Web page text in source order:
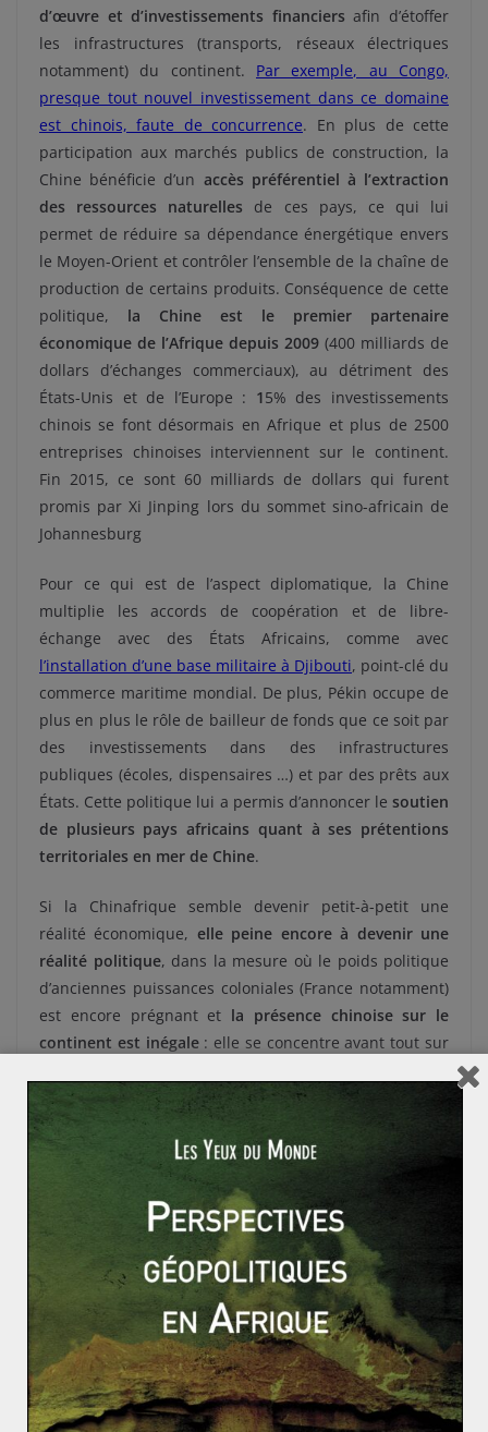
d’œuvre et d’investissements financiers afin d’étoffer
les infrastructures (transports, réseaux électriques
notamment) du continent. Par exemple, au Congo,
presque tout nouvel investissement dans ce domaine
est chinois, faute de concurrence. En plus de cette
participation aux marchés publics de construction, la
Chine bénéficie d’un accès préférentiel à l’extraction
des ressources naturelles de ces pays, ce qui lui
permet de réduire sa dépendance énergétique envers
le Moyen-Orient et contrôler l’ensemble de la chaîne de
production de certains produits. Conséquence de cette
politique, la Chine est le premier partenaire
économique de l’Afrique depuis 2009 (400 milliards de
dollars d’échanges commerciaux), au détriment des
États-Unis et de l’Europe : 15% des investissements
chinois se font désormais en Afrique et plus de 2500
entreprises chinoises interviennent sur le continent.
Fin 2015, ce sont 60 milliards de dollars qui furent
promis par Xi Jinping lors du sommet sino-africain de
Johannesburg
Pour ce qui est de l’aspect diplomatique, la Chine
multiplie les accords de coopération et de libre-
échange avec des États Africains, comme avec
l’installation d’une base militaire à Djibouti, point-clé du
commerce maritime mondial. De plus, Pékin occupe de
plus en plus le rôle de bailleur de fonds que ce soit par
des investissements dans des infrastructures
publiques (écoles, dispensaires …) et par des prêts aux
États. Cette politique lui a permis d’annoncer le soutien
de plusieurs pays africains quant à ses prétentions
territoriales en mer de Chine.
Si la Chinafrique semble devenir petit-à-petit une
réalité économique, elle peine encore à devenir une
réalité politique, dans la mesure où le poids politique
d’anciennes puissances coloniales (France notamment)
est encore prégnant et la présence chinoise sur le
continent est inégale: elle se concentre avant tout sur
De plus,
l’aspect néocolonialiste de la Chinafrique
alarme certaines ONG, que ce soit en matière d’impact
environnementale ou de droit du travail. Surtout, le
ralentissement que connaît l’économie chinoise
depuis quelques mois pourrait limiter l’ambitieuse
politique africaine de Pékin. Néanmoins une transition
pour l’Afrique, d’une aire d’influence occidentale à une
aire d’influence chinoise, n’a rien d’inenvisageable pour
les décennies à venir.
Pour aller plus loin sur la Chinafrique :L’arrogance
chinoise(2013) – Eric Israelewicz